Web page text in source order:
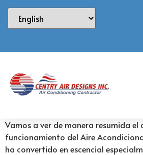
Vamos a ver de manera resumida el
funcionamiento del Aire
ha convertido en escencial